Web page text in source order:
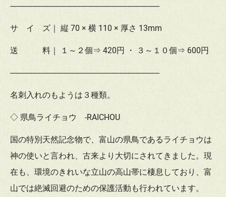
--------------------------------------------------------------------------
サ イ ズ｜ 縦 70 × 横 110 × 厚さ 13mm
送 料｜ １～２個⇒ 420円 ・ ３～１０個⇒ 600円
--------------------------------------------------------------------------
名刺入れのもようは３種類。
◇ 県鳥ライチョウ -RAICHOU
国の特別天然記念物で、富山の県鳥であるライチョウは
神の使いと言われ、古来より大切にされてきました。現
在も、環境のきれいな立山の高山帯に棲息しており、富
山では絶滅回避のための保護活動も行われています。